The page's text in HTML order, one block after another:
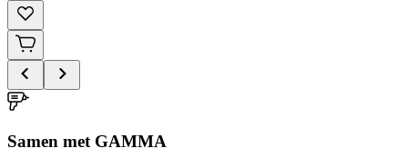
Samen met GAMMA